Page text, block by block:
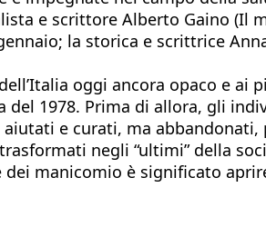
e scrittore Alberto Gaino (Il
la storica e scrittrice
oggi ancora opaco e
1978. Prima di allora, gli
e curati, ma
negli “ultimi” della
manicomio è significato